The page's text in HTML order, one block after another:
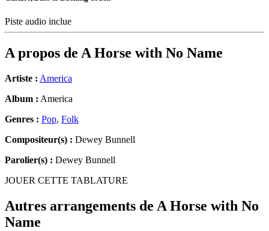
Piste audio inclue
A propos de A Horse with No Name
Artiste : America
Album : America
Genres : Pop, Folk
Compositeur(s) : Dewey Bunnell
Parolier(s) : Dewey Bunnell
JOUER CETTE TABLATURE
Autres arrangements de A Horse with No
Name